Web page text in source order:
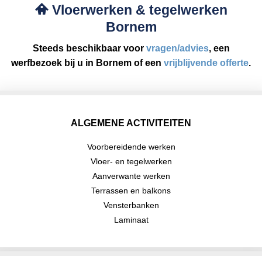
Vloerwerken & tegelwerken
Bornem
Steeds beschikbaar voor vragen/advies, een
werfbezoek bij u in Bornem of een vrijblijvende offerte.
ALGEMENE ACTIVITEITEN
Voorbereidende werken
Vloer- en tegelwerken
Aanverwante werken
Terrassen en balkons
Vensterbanken
Laminaat